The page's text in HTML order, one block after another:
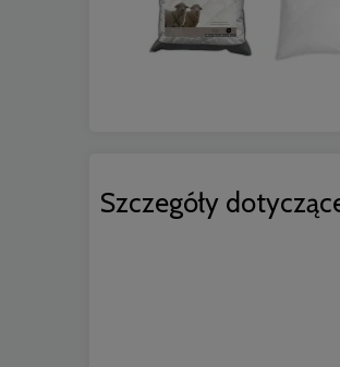
Szczegóły